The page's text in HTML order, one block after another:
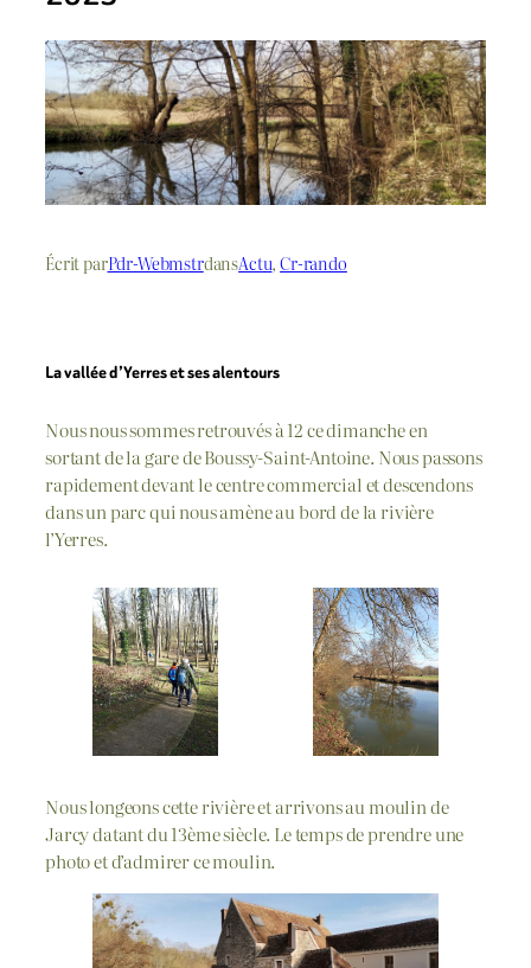
Écrit parPdr-WebmstrdansActu, Cr-rando
La vallée d’Yerres et ses alentours
Nous nous sommes retrouvés à 12 ce dimanche en
sortant de la gare de Boussy-Saint-Antoine. Nous passons
rapidement devant le centre commercial et descendons
dans un parc qui nous amène au bord de la rivière
l’Yerres.
Nous longeons cette rivière et arrivons au moulin de
Jarcy datant du 13ème siècle. Le temps de prendre une
photo et d’admirer ce moulin.